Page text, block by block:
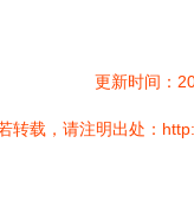
更新时间：
转载，请注明出处：